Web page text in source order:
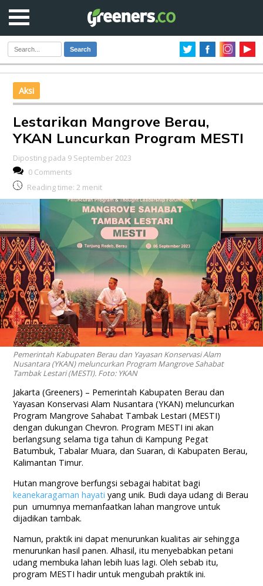
Search
Aksi
Lestarikan Mangrove Berau,
YKAN Luncurkan Program MESTI
Diposting pada 9 September 2023
0 Comments
Reading time: 2 menit
Pemerintah Kabupaten Berau dan Yayasan Konservasi Alam
Nusantara (YKAN) meluncurkan Program Mangrove Sahabat
Tambak Lestari (MESTI). Foto: YKAN
Jakarta (Greeners) – Pemerintah Kabupaten Berau dan
Yayasan Konservasi Alam Nusantara (YKAN) meluncurkan
Program Mangrove Sahabat Tambak Lestari (MESTI)
dengan dukungan Chevron. Program MESTI ini akan
berlangsung selama tiga tahun di Kampung Pegat
Batumbuk, Tabalar Muara, dan Suaran, di Kabupaten Berau,
Kalimantan Timur.
Hutan mangrove berfungsi sebagai habitat bagi
keanekaragaman hayati yang unik. Budi daya udang di Berau
pun umumnya memanfaatkan lahan mangrove untuk
dijadikan tambak.
Namun, praktik ini dapat menurunkan kualitas air sehingga
menurunkan hasil panen. Alhasil, itu menyebabkan petani
udang membuka lahan lebih luas lagi. Oleh sebab itu,
program MESTI hadir untuk mengubah praktik ini.